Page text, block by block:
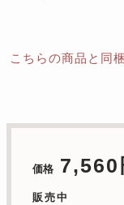
こちらの商品と同
価格 7,560
販売中